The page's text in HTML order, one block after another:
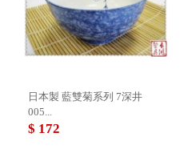
日本製 藍雙菊系列 7深井
005...
$ 172